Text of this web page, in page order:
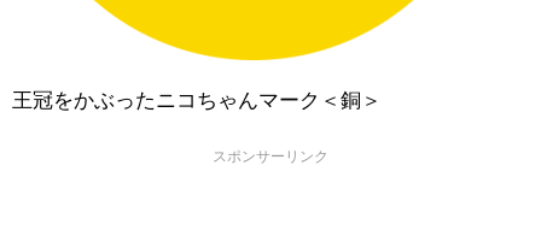
王冠をかぶったニコちゃんマーク＜銅＞
スポンサーリンク